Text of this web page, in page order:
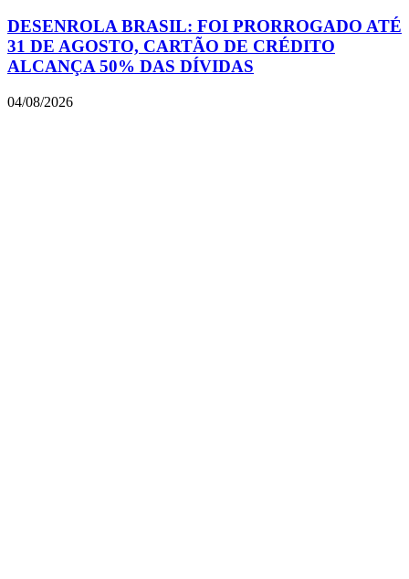
DESENROLA BRASIL: FOI PRORROGADO ATÉ
31 DE AGOSTO, CARTÃO DE CRÉDITO
ALCANÇA 50% DAS DÍVIDAS
04/08/2026